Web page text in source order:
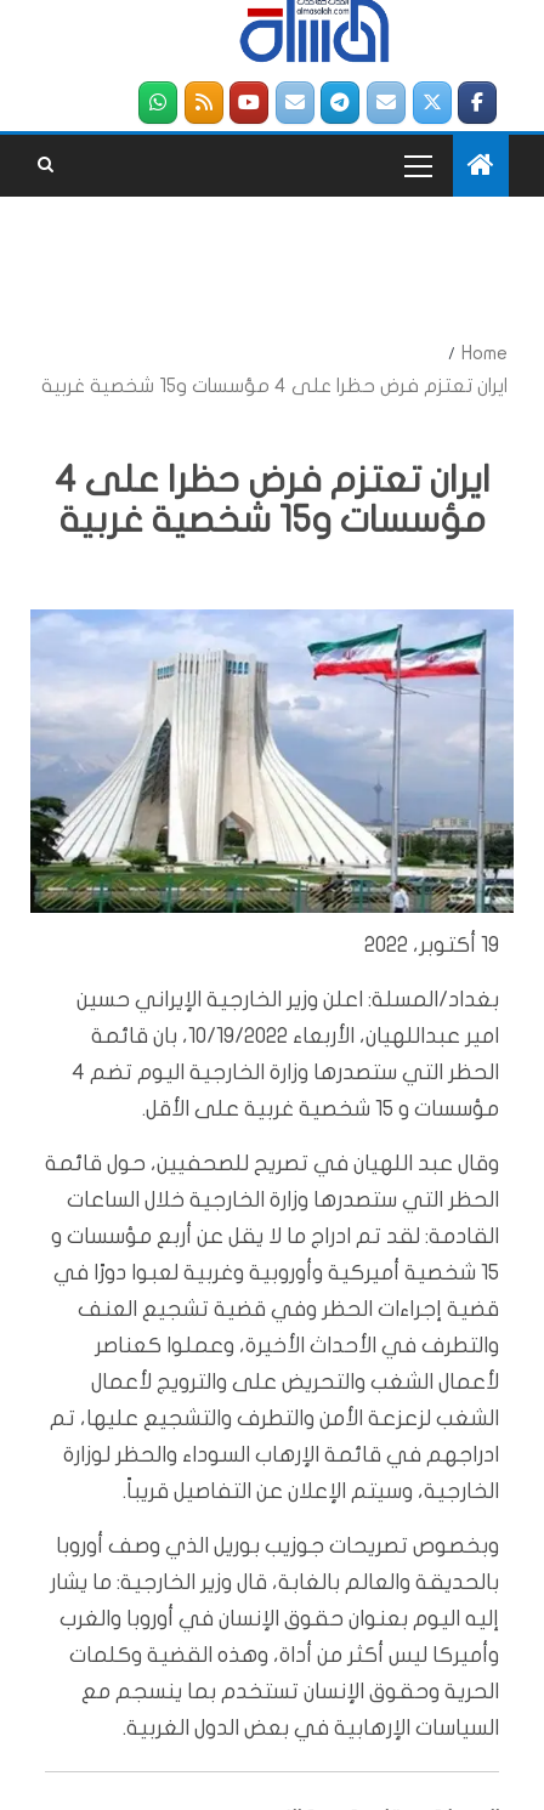
Home
ايران تعتزم فرض حظرا على 4 مؤسسات و15 شخصية غربية
ايران تعتزم فرض حظرا على 4
مؤسسات و15 شخصية غربية
19 أكتوبر، 2022
بغداد/المسلة: اعلن وزير الخارجية الإيراني حسين
امير عبداللهيان، الأربعاء 10/19/2022، بان قائمة
الحظر التي ستصدرها وزارة الخارجية اليوم تضم 4
مؤسسات و 15 شخصية غربية على الأقل.
وقال عبد اللهيان في تصريح للصحفيين، حول قائمة
الحظر التي ستصدرها وزارة الخارجية خلال الساعات
القادمة: لقد تم ادراج ما لا يقل عن أربع مؤسسات و
15 شخصية أميركية وأوروبية وغربية لعبوا دورًا في
قضية إجراءات الحظر وفي قضية تشجيع العنف
والتطرف في الأحداث الأخيرة، وعملوا كعناصر
لأعمال الشغب والتحريض على والترويج لأعمال
الشغب لزعزعة الأمن والتطرف والتشجيع عليها، تم
ادراجهم في قائمة الإرهاب السوداء والحظر لوزارة
الخارجية، وسيتم الإعلان عن التفاصيل قريباً.
وبخصوص تصريحات جوزيب بوريل الذي وصف أوروبا
بالحديقة والعالم بالغابة، قال وزير الخارجية: ما يشار
إليه اليوم بعنوان حقوق الإنسان في أوروبا والغرب
وأميركا ليس أكثر من أداة، وهذه القضية وكلمات
الحرية وحقوق الإنسان تستخدم بما ينسجم مع
السياسات الإرهابية في بعض الدول الغربية.